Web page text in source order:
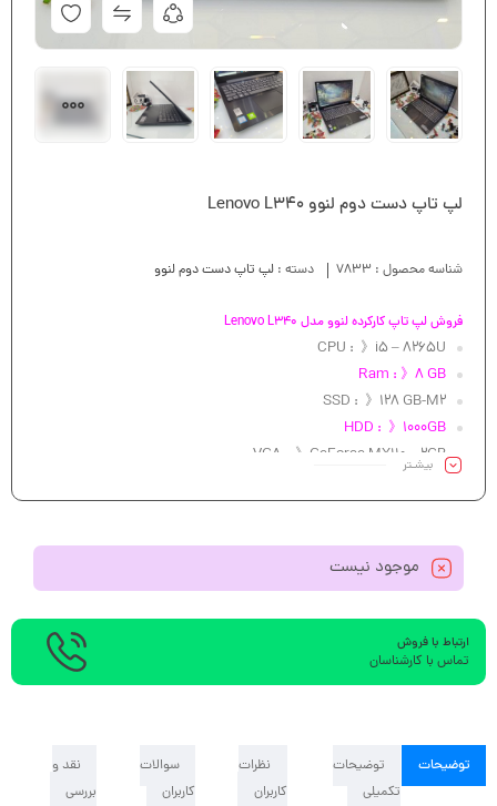
لپ تاپ دست دوم لنوو Lenovo L340
شناسه محصول : 7833 دسته : لپ تاپ دست دوم لنوو
فروش لپ تاپ کارکرده لنوو مدل Lenovo L340
CPU : 》i5 – 8265U
Ram : 》8 GB
SSD : 》128 GB-M2
HDD : 》1000GB
VGA: 》GeForce MX110 – 2GB
بیشـتر
موجود نیست
ارتباط با فروش
تماس با کارشناسان
توضیحات
توضیحات
تکمیلی
نظرات
کاربران
سوالات
کاربران
نقد و
بررسی